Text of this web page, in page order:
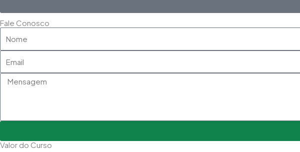
Fale Conosco
Mensagem
Valor do Curso